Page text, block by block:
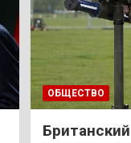
ОБЩЕСТВО